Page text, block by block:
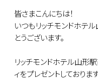
皆さまこんにちは！
いつもリッチモンドホテ
とうございます。
リッチモンドホテル山形
ィをプレゼントしております